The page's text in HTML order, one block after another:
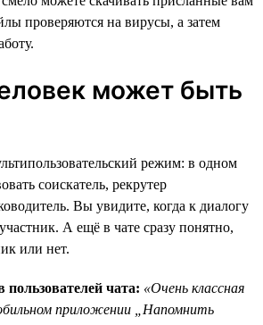
проверяются на вирусы, а затем
может быть
режим: в одном
соискатель, рекрутер
Вы увидите, когда к диалогу
А ещё в чате сразу понятно,
или нет.
пользователей чата: «Очень классная
приложении „Напомнить